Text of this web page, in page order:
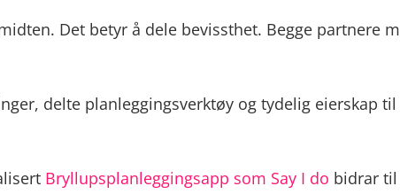
Det betyr å dele bevissthet. Begge partnere
delte planleggingsverktøy og tydelig eierskap
Bryllupsplanleggingsapp som Say I do bidrar til